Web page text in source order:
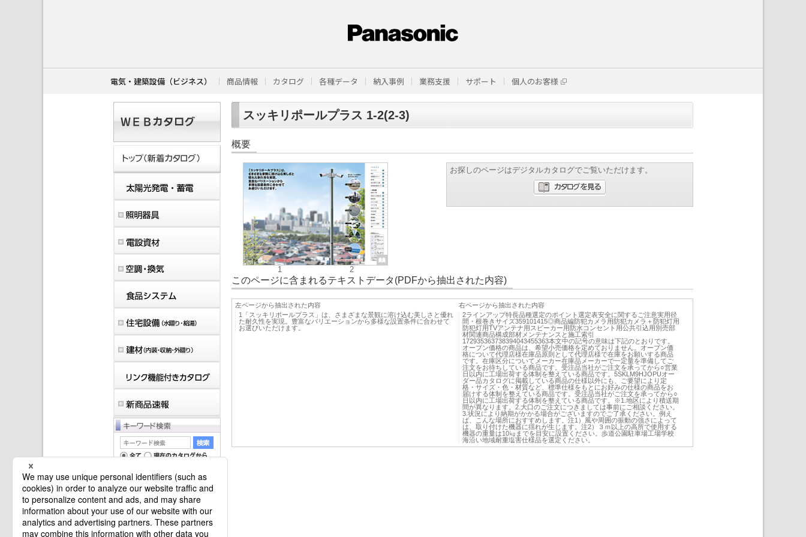
電気・建築設備（ビジネス） 商品情報 カタログ 各種データ 納入事例 業務支援 サポート 個人のお客様
スッキリポールプラス 1-2(2-3)
概要
1 2
お探しのページはデジタルカタログでご覧いただけます。
このページに含まれるテキストデータ(PDFから抽出された内容)
左ページから抽出された内容
1「スッキリポールプラス」は、さまざまな景観に溶け込む美しさと優れ
た耐久性を実現。豊富なバリエーションから多様な設置条件に合わせて
お選びいただけます。
右ページから抽出された内容
2ラインアップ特長品種選定のポイント選定表安全に関するご注意実用径
間・根巻きサイズ359101415◎商品編防犯カメラ用防犯カメラ＋防犯灯用
防犯灯用TVアンテナ用スピーカー用防水コンセント用公共引込用別売部
材関連商品構成部材メンテナンスと施工索引
172935363738394043455363本文中の記号の意味は下記のとおりです。
オープン価格の商品は、希望小売価格を定めておりません。オープン価
格について代理店様在庫品原則として代理店様で在庫をお願いする商品
です。在庫区分についてメーカー在庫品メーカーで一定量を準備してご
注文をお待ちしている商品です。受注品当社がご注文を承ってから○営業
日以内に工場出荷する体制を整えている商品です。5SKLM9HJOPUオー
ダー品カタログに掲載している商品の仕様以外にも、ご要望により定
格・サイズ・色・材質など、標準仕様をもとにお好みの仕様の商品をお
届けする体制を整えている商品です。受注品当社がご注文を承ってから○
日以内に工場出荷する体制を整えている商品です。※1.地区により積送期
間が異なります。2.大口のご注文につきましては事前にご相談ください。
3.状況により納期がかかる場合がございますのでご了承ください。例え
ば、こんな場所におすすめします。注1）風や周囲の振動の強さによって
は、取り付けた機器に揺れが生じます。注2）３ｍ以上の高所で使用する
機器の重量は10㎏までを目安に設置ください。歩道公園駐車場工場学校
海沿い地域耐重塩害仕様品を選定ください。
マイバインダーは空です。